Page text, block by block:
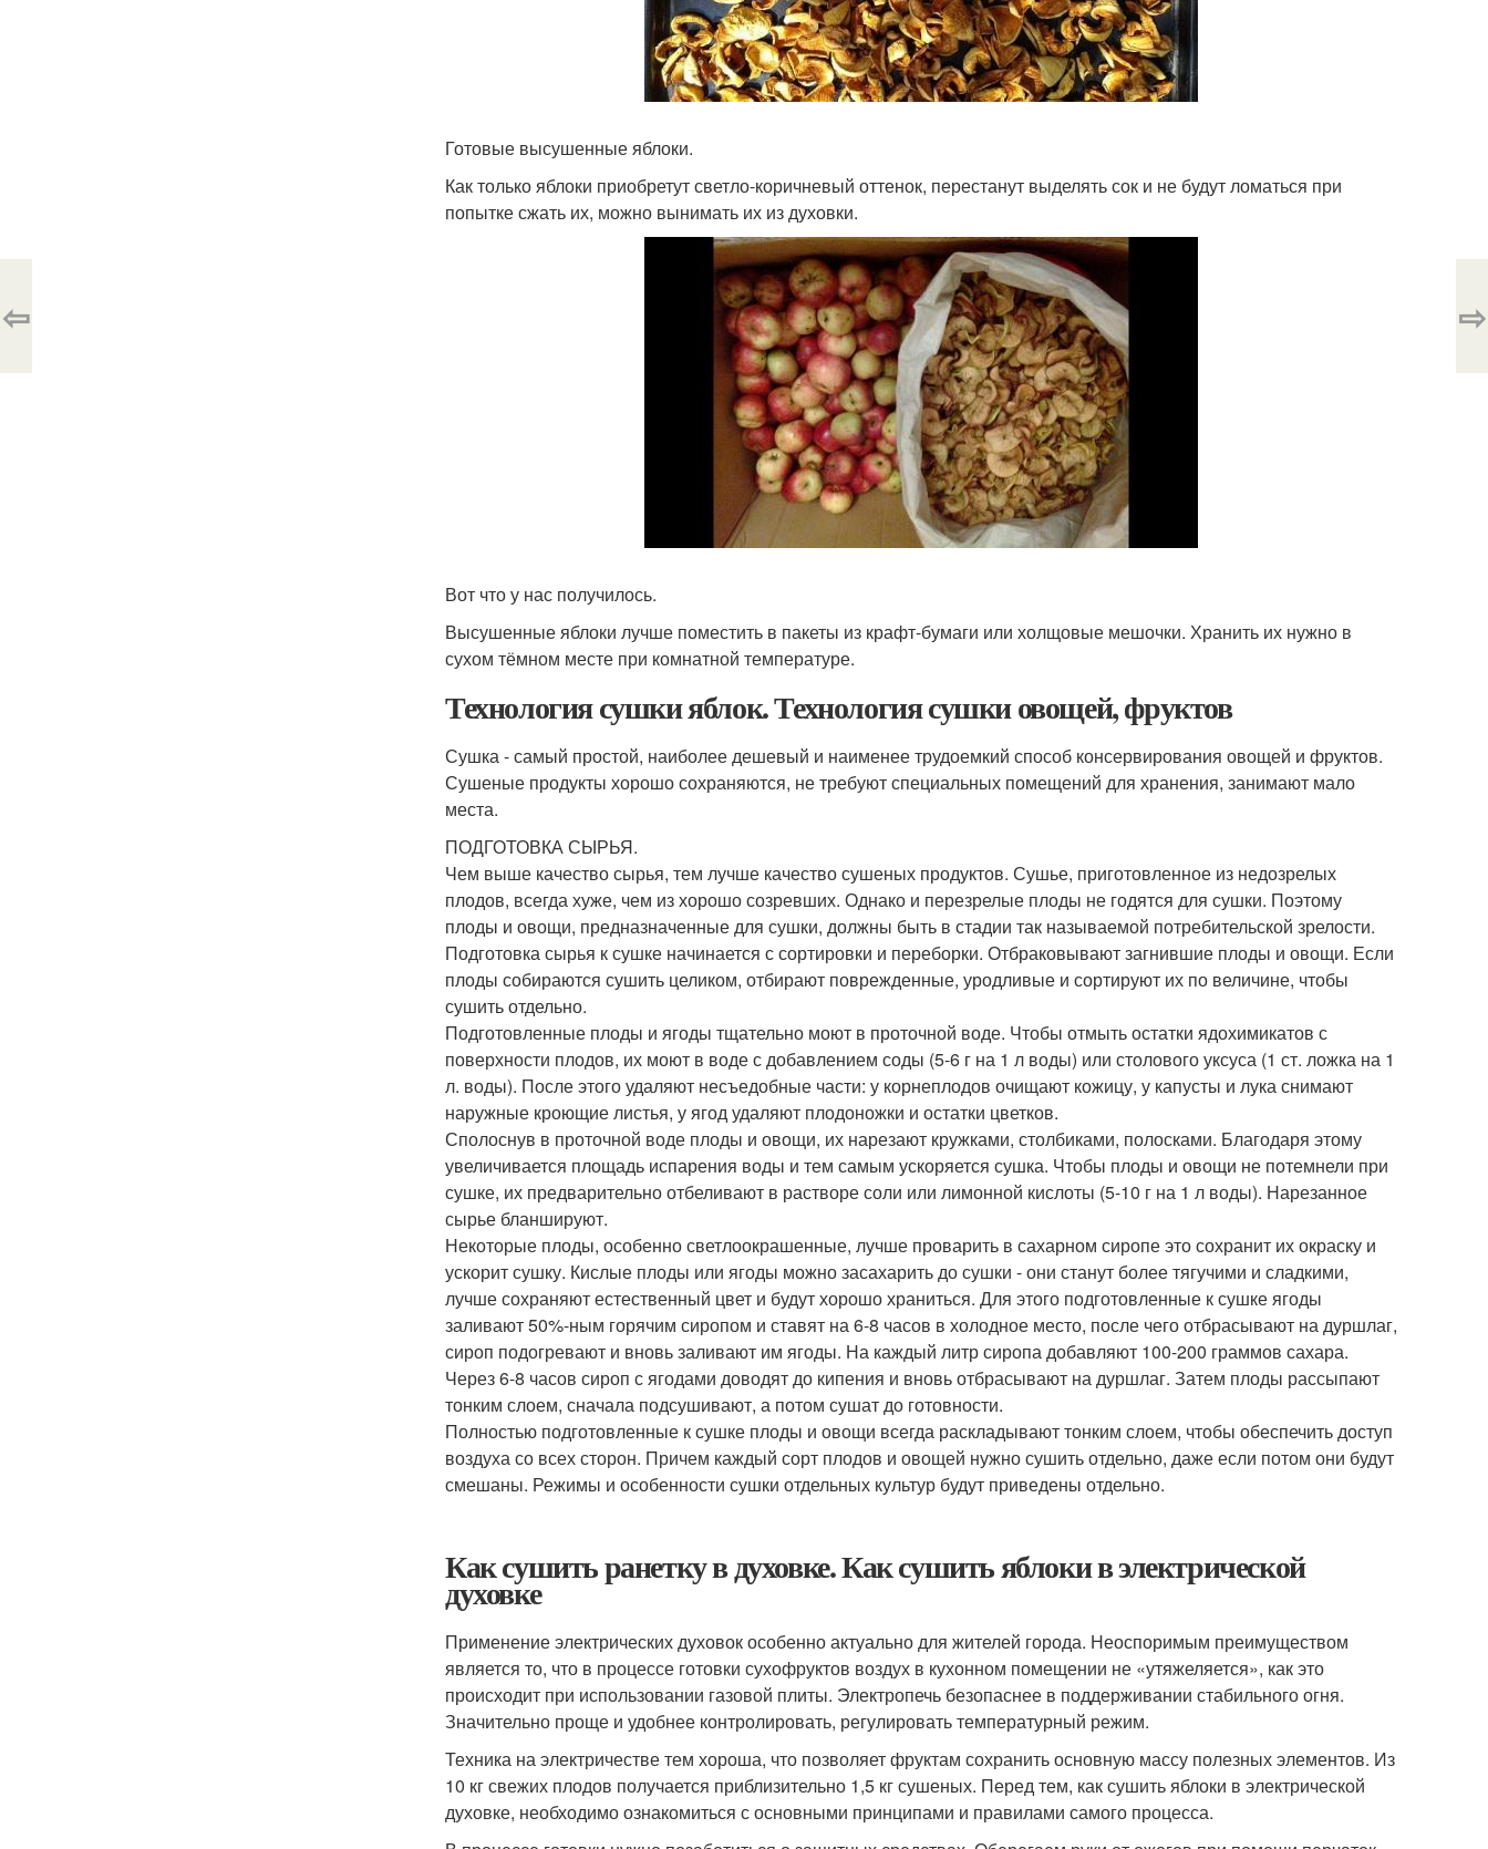
Готовые высушенные яблоки.
Как только яблоки приобретут светло‑коричневый оттенок, перестанут выделять сок и не будут ломаться при
попытке сжать их, можно вынимать их из духовки.
Вот что у нас получилось.
Высушенные яблоки лучше поместить в пакеты из крафт‑бумаги или холщовые мешочки. Хранить их нужно в
сухом тёмном месте при комнатной температуре.
Технология сушки яблок. Технология сушки овощей, фруктов
Сушка - самый простой, наиболее дешевый и наименее трудоемкий способ консервирования овощей и фруктов.
Сушеные продукты хорошо сохраняются, не требуют специальных помещений для хранения, занимают мало
места.
ПОДГОТОВКА СЫРЬЯ.
Чем выше качество сырья, тем лучше качество сушеных продуктов. Сушье, приготовленное из недозрелых
плодов, всегда хуже, чем из хорошо созревших. Однако и перезрелые плоды не годятся для сушки. Поэтому
плоды и овощи, предназначенные для сушки, должны быть в стадии так называемой потребительской зрелости.
Подготовка сырья к сушке начинается с сортировки и переборки. Отбраковывают загнившие плоды и овощи. Если
плоды собираются сушить целиком, отбирают поврежденные, уродливые и сортируют их по величине, чтобы
сушить отдельно.
Подготовленные плоды и ягоды тщательно моют в проточной воде. Чтобы отмыть остатки ядохимикатов с
поверхности плодов, их моют в воде с добавлением соды (5-6 г на 1 л воды) или столового уксуса (1 ст. ложка на 1
л. воды). После этого удаляют несъедобные части: у корнеплодов очищают кожицу, у капусты и лука снимают
наружные кроющие листья, у ягод удаляют плодоножки и остатки цветков.
Сполоснув в проточной воде плоды и овощи, их нарезают кружками, столбиками, полосками. Благодаря этому
увеличивается площадь испарения воды и тем самым ускоряется сушка. Чтобы плоды и овощи не потемнели при
сушке, их предварительно отбеливают в растворе соли или лимонной кислоты (5-10 г на 1 л воды). Нарезанное
сырье бланшируют.
Некоторые плоды, особенно светлоокрашенные, лучше проварить в сахарном сиропе это сохранит их окраску и
ускорит сушку. Кислые плоды или ягоды можно засахарить до сушки - они станут более тягучими и сладкими,
лучше сохраняют естественный цвет и будут хорошо храниться. Для этого подготовленные к сушке ягоды
заливают 50%-ным горячим сиропом и ставят на 6-8 часов в холодное место, после чего отбрасывают на дуршлаг,
сироп подогревают и вновь заливают им ягоды. На каждый литр сиропа добавляют 100-200 граммов сахара.
Через 6-8 часов сироп с ягодами доводят до кипения и вновь отбрасывают на дуршлаг. Затем плоды рассыпают
тонким слоем, сначала подсушивают, а потом сушат до готовности.
Полностью подготовленные к сушке плоды и овощи всегда раскладывают тонким слоем, чтобы обеспечить доступ
воздуха со всех сторон. Причем каждый сорт плодов и овощей нужно сушить отдельно, даже если потом они будут
смешаны. Режимы и особенности сушки отдельных культур будут приведены отдельно.
Как сушить ранетку в духовке. Как сушить яблоки в электрической
духовке
Применение электрических духовок особенно актуально для жителей города. Неоспоримым преимуществом
является то, что в процессе готовки сухофруктов воздух в кухонном помещении не «утяжеляется», как это
происходит при использовании газовой плиты. Электропечь безопаснее в поддерживании стабильного огня.
Значительно проще и удобнее контролировать, регулировать температурный режим.
Техника на электричестве тем хороша, что позволяет фруктам сохранить основную массу полезных элементов. Из
10 кг свежих плодов получается приблизительно 1,5 кг сушеных. Перед тем, как сушить яблоки в электрической
духовке, необходимо ознакомиться с основными принципами и правилами самого процесса.
⇦ ⇨